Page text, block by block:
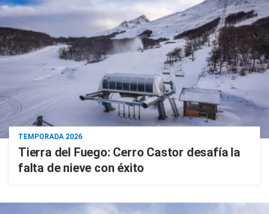
TEMPORADA 2026
Tierra del Fuego: Cerro Castor desafía la
falta de nieve con éxito